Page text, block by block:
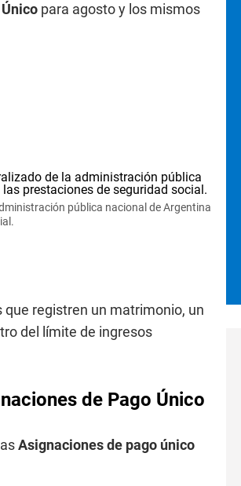
para agosto y los mismos
pública nacional de Argentina
que registren un matrimonio, un
del límite de ingresos
de Pago Único
Asignaciones de pago único